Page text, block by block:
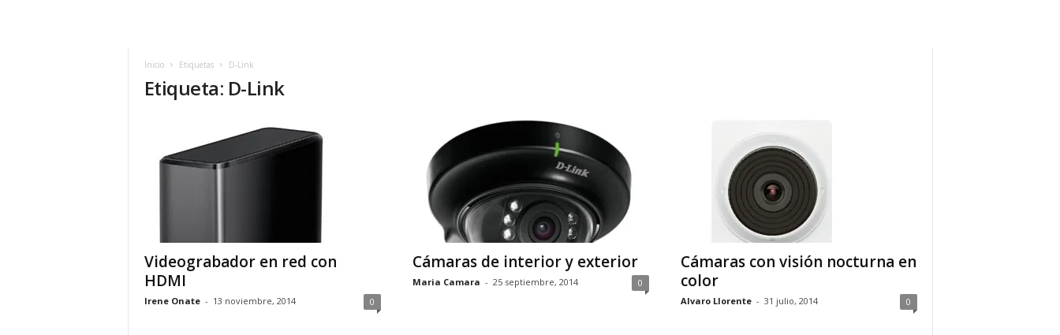
y
Inicio Etiquetas D-Link
Etiqueta: D-Link
Videograbador en red con
HDMI
Irene Onate - 13 noviembre, 2014 0
Cámaras de interior y exterior
Maria Camara - 25 septiembre, 2014 0
Cámaras con visión nocturna en
color
Alvaro Llorente - 31 julio, 2014 0